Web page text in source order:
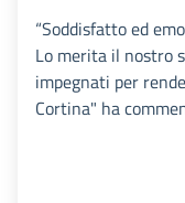
“Soddisfatto ed
Lo merita il nostro
impegnati per
Cortina" ha